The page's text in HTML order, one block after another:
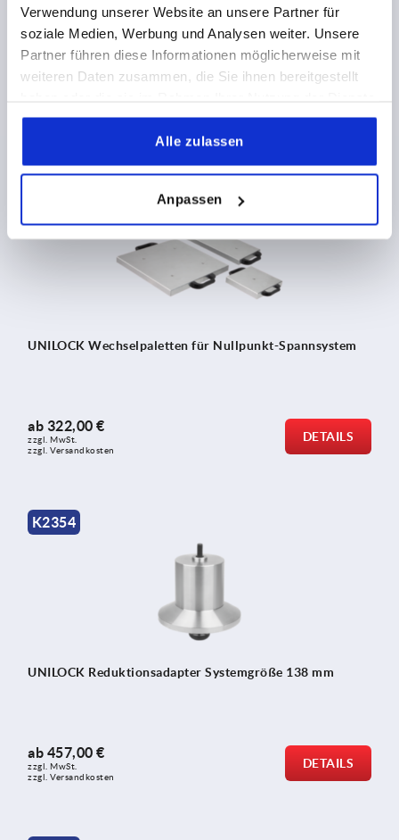
Verwendung unserer Website an unsere Partner für
soziale Medien, Werbung und Analysen weiter. Unsere
Partner führen diese Informationen möglicherweise mit
weiteren Daten zusammen, die Sie ihnen bereitgestellt
gesammelt haben.
Alle zulassen
Anpassen
Aufspanntürme Grauguss 4-seitig mit UNILOCK
Nullpunkt-Spannsystem
UNILOCK Wechselpaletten für Nullpunkt-Spannsystem
ab 322,00 €
zzgl. MwSt.
zzgl. Versandkosten
DETAILS
K2354
UNILOCK Reduktionsadapter Systemgröße 138 mm
ab 457,00 €
zzgl. MwSt.
zzgl. Versandkosten
DETAILS